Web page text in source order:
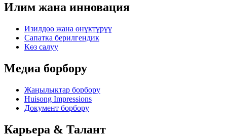
Илим жана инновация
Изилдөө жана өнүктүрүү
Сапатка берилгендик
Көз салуу
Медиа борбору
Жаңылыктар борбору
Huisong Impressions
Документ борбору
Карьера & Талант